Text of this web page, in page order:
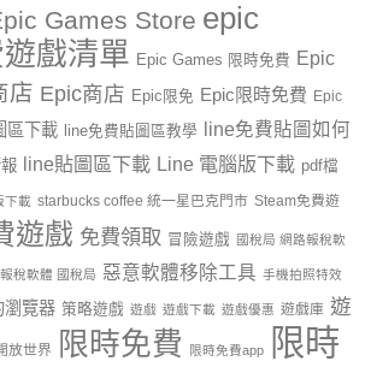
Games Store epic
戲清單 Epic Games 限時免費 Epic
店 Epic商店 Epic限免 Epic限時免費 Epic
區下載 line免費貼圖區教學
line免費貼圖如何
line貼圖區下載 Line 電腦版下載 pdf檔
下載 starbucks coffee 統一星巴克門市 Steam免費遊
遊戲 免費領取 冒險遊戲 國稅局 網路報稅軟
報稅軟體 國稅局 惡意軟體移除工具 手機拍照特效
瀏覽器 策略遊戲 遊戲 遊戲下載 遊戲優惠 遊戲庫 遊
放世界 限時免費 限時免費app
限時